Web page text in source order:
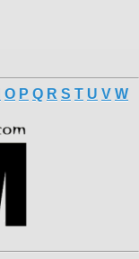
O P Q R S T U V W